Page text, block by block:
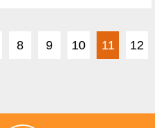
8 9 10 11 12